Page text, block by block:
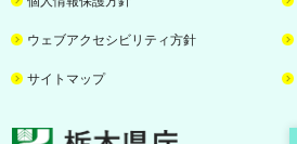
ウェブアクセシビリティ方針
サイトマップ
栃木県庁